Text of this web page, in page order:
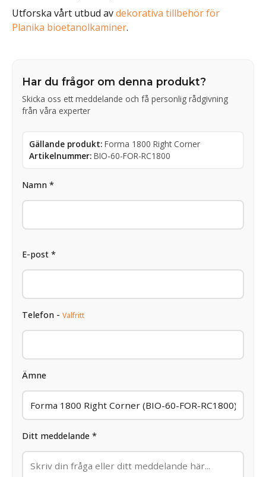
Utforska vårt utbud avdekorativa tillbehör för
Planika bioetanolkaminer.
Har du frågor om denna produkt?
Skicka oss ett meddelande och få personlig rådgivning
från våra experter
Gällande produkt: Forma 1800 Right Corner
Artikelnummer: BIO-60-FOR-RC1800
Namn *
E-post *
Telefon - Valfritt
Ämne
Ditt meddelande *